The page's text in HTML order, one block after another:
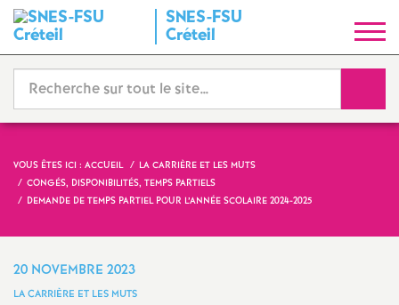
SNES-FSU
Créteil
y
n
i
VOUS ÊTES ICI : ACCUEIL
LA CARRIÈRE ET LES MUTS
CONGÉS, DISPONIBILITÉS, TEMPS PARTIELS
DEMANDE DE TEMPS PARTIEL POUR L’ANNÉE SCOLAIRE 2024-2025
20 NOVEMBRE 2023
LA CARRIÈRE ET LES MUTS